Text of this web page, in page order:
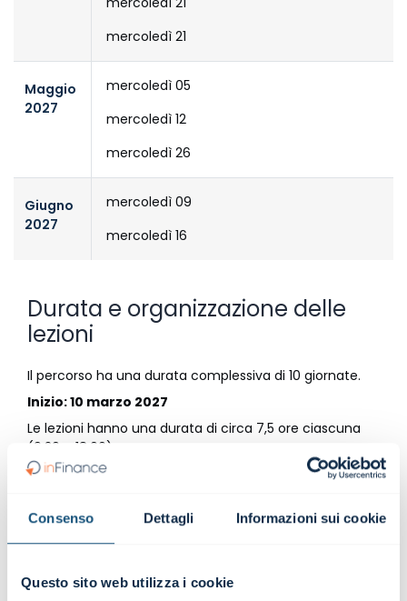
Consenso Dettagli Informazioni sui cookie
Questo sito web utilizza i cookie
mercoledì 21
Maggio
2027
mercoledì 05
mercoledì 12
mercoledì 26
Giugno
2027
mercoledì 09
mercoledì 16
Durata e organizzazione delle
lezioni
Il percorso ha una durata complessiva di 10 giornate.
Inizio: 10 marzo 2027
Le lezioni hanno una durata di circa 7,5 ore ciascuna
(9:30 – 18:00).
È prevista una modalità di partecipazione:
La struttura del calendario è progettata per consentire
la partecipazione anche a professionisti già inseriti nel
impegni professionali.